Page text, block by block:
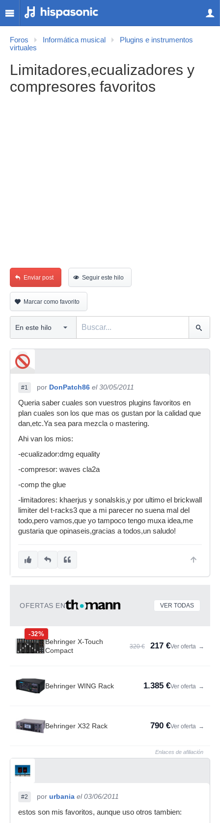
Foros Informática musical
Plugins e instrumentos
virtuales
Limitadores,ecualizadores y
compresores favoritos
Enviar post Seguir este hilo
Marcar como favorito
#1 por DonPatch86 el 30/05/2011
Queria saber cuales son vuestros plugins favoritos en
plan cuales son los que mas os gustan por la calidad que
dan,etc.Ya sea para mezcla o mastering.
Ahi van los mios:
-ecualizador:dmg equality
-compresor: waves cla2a
-comp the glue
-limitadores: khaerjus y sonalskis,y por ultimo el brickwall
limiter del t-racks3 que a mi parecer no suena mal del
todo,pero vamos,que yo tampoco tengo muxa idea,me
gustaria que opinaseis,gracias a todos,un saludo!
OFERTAS EN VER TODAS
-32%
Behringer X-Touch
Compact
320 € 217 €Ver oferta →
Behringer WING Rack 1.385 €Ver oferta →
Behringer X32 Rack 790 €Ver oferta →
Enlaces de afiliación
#2 por urbania el 03/06/2011
estos son mis favoritos, aunque uso otros tambien: